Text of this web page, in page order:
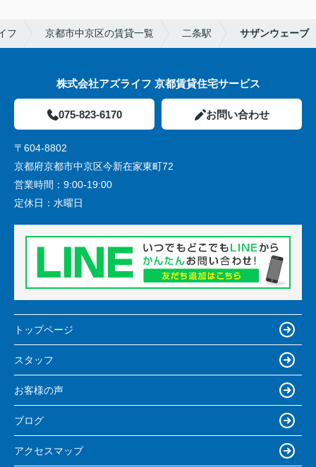
フ 京都市中京区の賃貸一覧 二条駅 サザンウェーブ
株式会社アズライフ 京都賃貸住宅サービス
075-823-6170 お問い合わせ
〒604-8802
京都府京都市中京区今新在家東町72
営業時間： 9:00-19:00
定休日： 水曜日
トップページ
スタッフ
お客様の声
ブログ
アクセスマップ